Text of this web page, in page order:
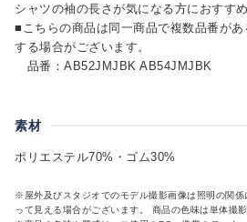
シャツの袖の長さが気になる方におすすめ
■こちらの商品は同一商品で複数品番が
する場合がございます。
品番：AB52JMJBK AB54JMJBK
素材
ポリエステル70%・ゴム30%
※屋外及びスタジオでのモデル撮影画像は照明の関係
って見える場合がございます。 商品の色味は単体撮